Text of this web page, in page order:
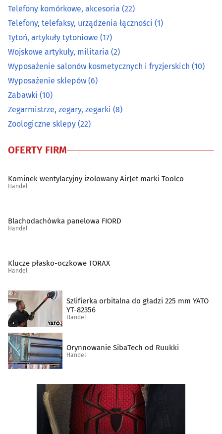
Pocztówki, widokówki, karty okolicznościowe
Pomiarowa aparatura i urządzenia
(1)
Przędza, włóczka(0)
Radiokomunikacja(2)
Sklepy internetowe
Supermarkety(10)
Szkło techniczne
Środki czystości (5)
Świece i znicze(7)
Telefony komórkowe, akcesoria
Telefony, telefaksy, urządzenia łączności
Tytoń, artykuły tytoniowe(17)
Telefony komórkowe, akcesoria (22)
Telefony, telefaksy, urządzenia łączności (1)
Tytoń, artykuły tytoniowe (17)
Wojskowe artykuły, militaria (2)
Wyposażenie salonów kosmetycznych i fryzjerskich (10)
Wyposażenie sklepów (6)
Zabawki (10)
Zegarmistrze, zegary, zegarki (8)
Zoologiczne sklepy (22)
OFERTY FIRM
Kominek wentylacyjny izolowany AirJet marki Toolco
Handel
Blachodachówka panelowa FIORD
Handel
Klucze płasko-oczkowe TORAX
Handel
Szlifierka orbitalna do gładzi 225 mm YATO
YT-82356
Handel
Orynnowanie SibaTech od Ruukki
Handel